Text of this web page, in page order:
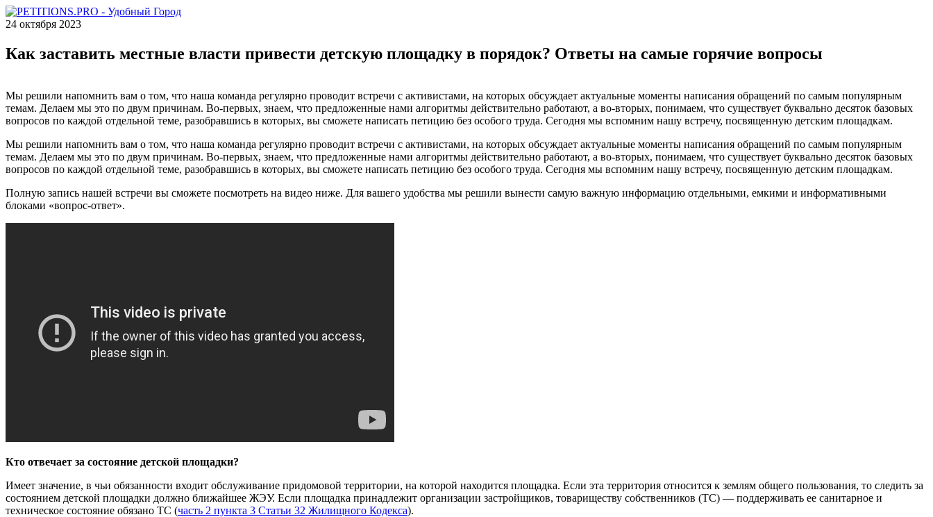
24 октября 2023
Как заставить местные власти привести детскую площадку в порядок? Ответы на самые горячие вопросы
Мы решили напомнить вам о том, что наша команда регулярно проводит встречи с активистами, на которых обсуждает актуальные моменты написания обращений по самым популярным
темам. Делаем мы это по двум причинам. Во-первых, знаем, что предложенные нами алгоритмы действительно работают, а во-вторых, понимаем, что существует буквально десяток базовых
вопросов по каждой отдельной теме, разобравшись в которых, вы сможете написать петицию без особого труда. Сегодня мы вспомним нашу встречу, посвященную детским площадкам.
Мы решили напомнить вам о том, что наша команда регулярно проводит встречи с активистами, на которых обсуждает актуальные моменты написания обращений по самым популярным
темам. Делаем мы это по двум причинам. Во-первых, знаем, что предложенные нами алгоритмы действительно работают, а во-вторых, понимаем, что существует буквально десяток базовых
вопросов по каждой отдельной теме, разобравшись в которых, вы сможете написать петицию без особого труда. Сегодня мы вспомним нашу встречу, посвященную детским площадкам.
Полную запись нашей встречи вы сможете посмотреть на видео ниже. Для вашего удобства мы решили вынести самую важную информацию отдельными, емкими и информативными
блоками «вопрос-ответ».
Кто отвечает за состояние детской площадки?
Имеет значение, в чьи обязанности входит обслуживание придомовой территории, на которой находится площадка. Если эта территория относится к землям общего пользования, то следить за
состоянием детской площадки должно ближайшее ЖЭУ. Если площадка принадлежит организации застройщиков, товариществу собственников (ТС) — поддерживать ее санитарное и
техническое состояние обязано ТС (часть 2 пункта 3 Статьи 32 Жилищного Кодекса).